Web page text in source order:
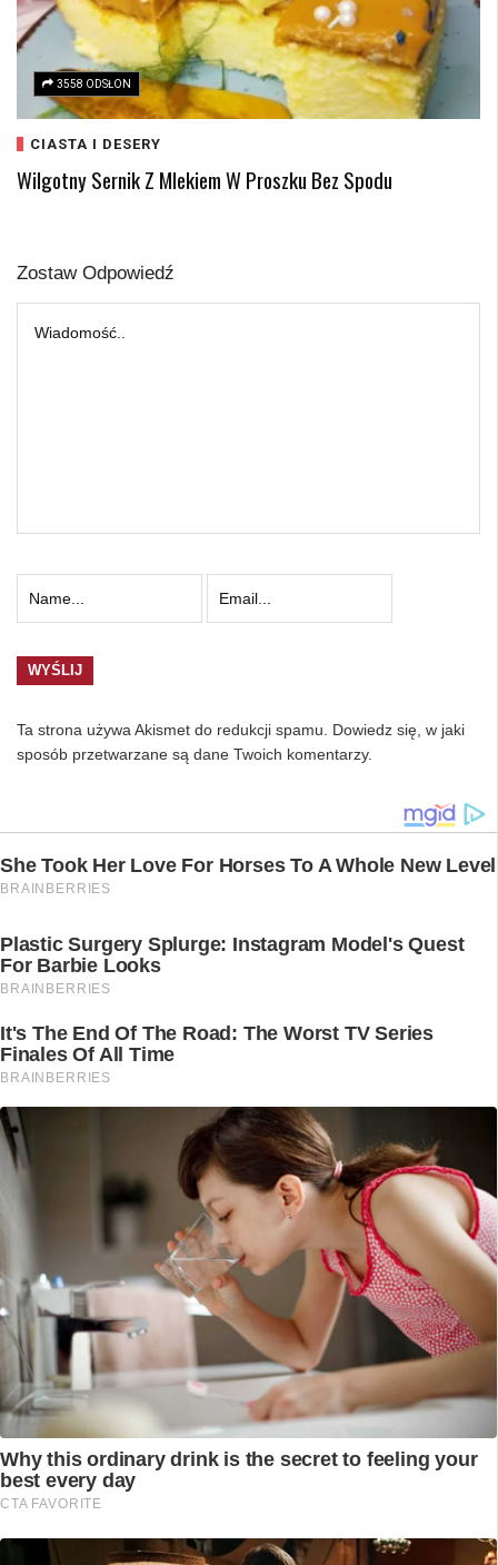
3558 ODSŁON
CIASTA I DESERY
Wilgotny Sernik Z Mlekiem W Proszku Bez Spodu
Zostaw Odpowiedź
Ta strona używa Akismet do redukcji spamu. Dowiedz się, w jaki
sposób przetwarzane są dane Twoich komentarzy.